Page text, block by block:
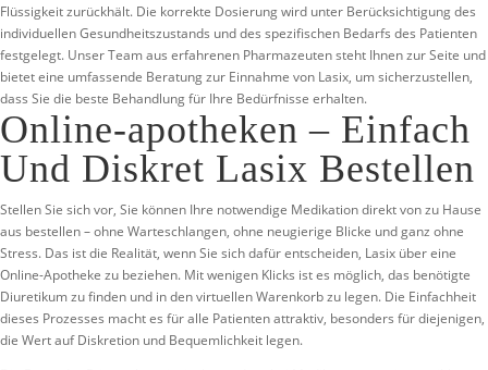
Flüssigkeit zurückhält. Die korrekte Dosierung wird unter Berücksichtigung des
individuellen Gesundheitszustands und des spezifischen Bedarfs des Patienten
festgelegt. Unser Team aus erfahrenen Pharmazeuten steht Ihnen zur Seite und
bietet eine umfassende Beratung zur Einnahme von Lasix, um sicherzustellen,
dass Sie die beste Behandlung für Ihre Bedürfnisse erhalten.
Online-apotheken – Einfach
Und Diskret Lasix Bestellen
Stellen Sie sich vor, Sie können Ihre notwendige Medikation direkt von zu Hause
aus bestellen – ohne Warteschlangen, ohne neugierige Blicke und ganz ohne
Stress. Das ist die Realität, wenn Sie sich dafür entscheiden, Lasix über eine
Online-Apotheke zu beziehen. Mit wenigen Klicks ist es möglich, das benötigte
Diuretikum zu finden und in den virtuellen Warenkorb zu legen. Die Einfachheit
dieses Prozesses macht es für alle Patienten attraktiv, besonders für diejenigen,
die Wert auf Diskretion und Bequemlichkeit legen.